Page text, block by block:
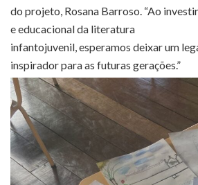
do projeto, Rosana Barroso. “Ao
e educacional da literatura
infantojuvenil, esperamos deixar um
inspirador para as futuras gerações.”